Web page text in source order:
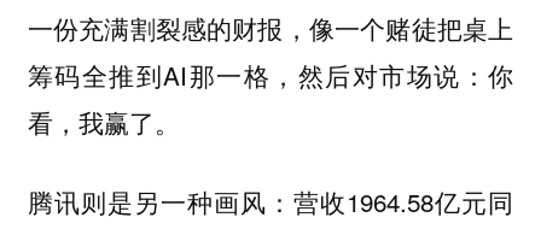
一份充满割裂感的财报，像一个赌徒把桌上
筹码全推到AI那一格，然后对市场说：你
看，我赢了。
腾讯则是另一种画风：营收1964.58亿元同